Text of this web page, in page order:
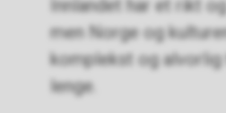
Innlandet har et rikt
men Norge og
komplekst og alvorlig
lenge.